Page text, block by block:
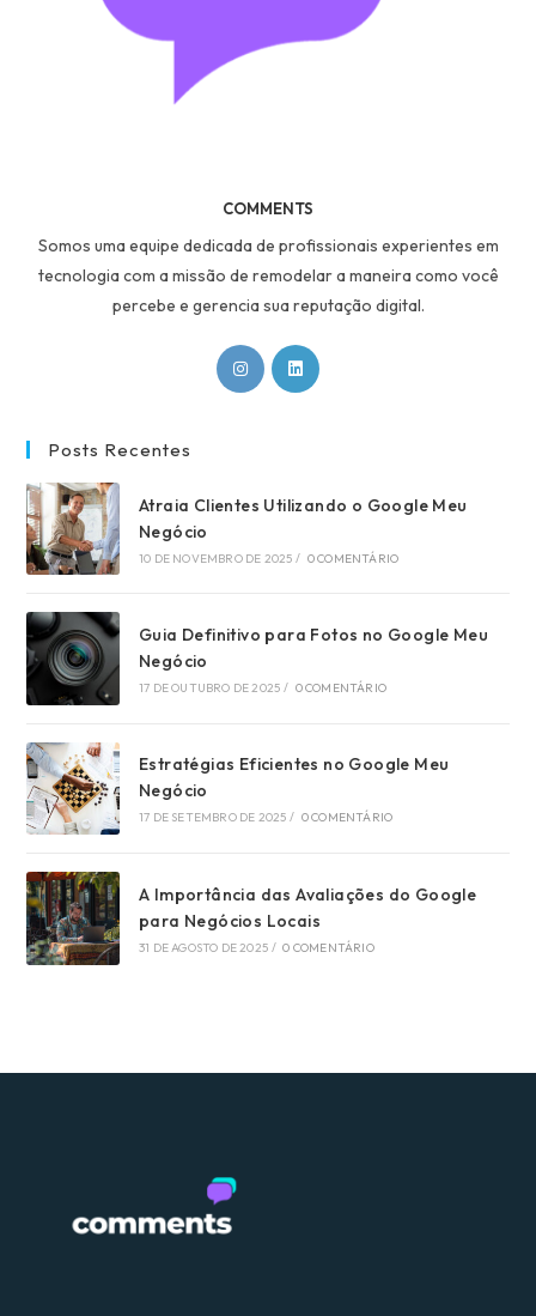
COMMENTS
Somos uma equipe dedicada de profissionais experientes em
tecnologia com a missão de remodelar a maneira como você
percebe e gerencia sua reputação digital.
Abre
em
Abre
Posts Recentes
Atraia Clientes Utilizando o Google Meu
Negócio
10 DE NOVEMBRO DE 2025 / 0 COMENTÁRIO
Guia Definitivo para Fotos no Google Meu
Negócio
17 DE OUTUBRO DE 2025 / 0 COMENTÁRIO
Estratégias Eficientes no Google Meu
Negócio
17 DE SETEMBRO DE 2025 / 0 COMENTÁRIO
A Importância das Avaliações do Google
para Negócios Locais
31 DE AGOSTO DE 2025 / 0 COMENTÁRIO